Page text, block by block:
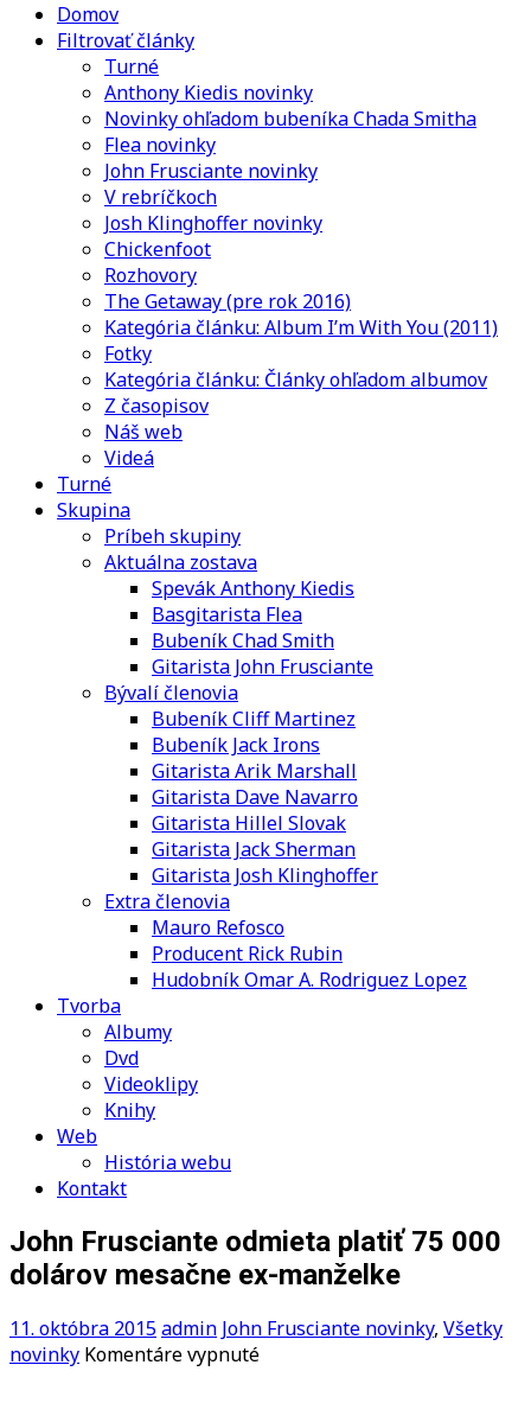
Domov
Filtrovať články
Turné
Anthony Kiedis novinky
Novinky ohľadom bubeníka Chada Smitha
Flea novinky
John Frusciante novinky
V rebríčkoch
Josh Klinghoffer novinky
Chickenfoot
Rozhovory
The Getaway (pre rok 2016)
Kategória článku: Album I’m With You (2011)
Fotky
Kategória článku: Články ohľadom albumov
Z časopisov
Náš web
Videá
Turné
Skupina
Príbeh skupiny
Aktuálna zostava
Spevák Anthony Kiedis
Basgitarista Flea
Bubeník Chad Smith
Gitarista John Frusciante
Bývalí členovia
Bubeník Cliff Martinez
Bubeník Jack Irons
Gitarista Arik Marshall
Gitarista Dave Navarro
Gitarista Hillel Slovak
Gitarista Jack Sherman
Gitarista Josh Klinghoffer
Extra členovia
Mauro Refosco
Producent Rick Rubin
Hudobník Omar A. Rodriguez Lopez
Tvorba
Albumy
Dvd
Videoklipy
Knihy
Web
História webu
Kontakt
John Frusciante odmieta platiť 75 000
dolárov mesačne ex-manželke
11. októbra 2015admin John Frusciante novinky, Všetky
novinky Komentáre vypnuténa